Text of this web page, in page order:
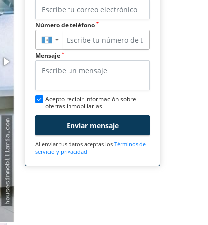
Número de teléfono *
▼
Mensaje *
Acepto recibir información sobre
ofertas inmobiliarias
Enviar mensaje
Al enviar tus datos aceptas los Términos de
servicio y privacidad